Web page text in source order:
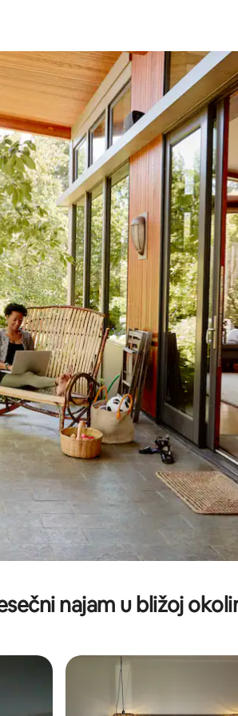
i nadolje, kao i da ih istražujte
najam u bližoj